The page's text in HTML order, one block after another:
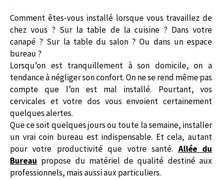
Comment êtes-vous installé lorsque vous travaillez de
chez vous ? Sur la table de la cuisine ? Dans votre
canapé ? Sur la table du salon ? Ou dans un espace
bureau ?
Lorsqu’on est tranquillement à son domicile, on a
tendance à négliger son confort. On ne se rend même pas
compte que l’on est mal installé. Pourtant, vos
cervicales et votre dos vous envoient certainement
quelques alertes.
Que ce soit quelques jours ou toute la semaine, installer
un vrai coin bureau est indispensable. Et cela, autant
pour votre productivité que votre santé. Allée du
Bureau propose du matériel de qualité destiné aux
professionnels, mais aussi aux particuliers.